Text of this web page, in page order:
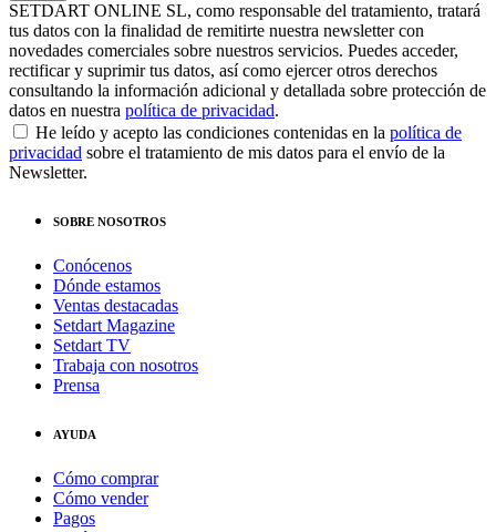
SETDART ONLINE SL, como responsable del tratamiento, tratará
tus datos con la finalidad de remitirte nuestra newsletter con
novedades comerciales sobre nuestros servicios. Puedes acceder,
rectificar y suprimir tus datos, así como ejercer otros derechos
consultando la información adicional y detallada sobre protección de
datos en nuestra política de privacidad.
He leído y acepto las condiciones contenidas en la política de
privacidad sobre el tratamiento de mis datos para el envío de la
Newsletter.
SOBRE NOSOTROS
Conócenos
Dónde estamos
Ventas destacadas
Setdart Magazine
Setdart TV
Trabaja con nosotros
Prensa
AYUDA
Cómo comprar
Cómo vender
Pagos